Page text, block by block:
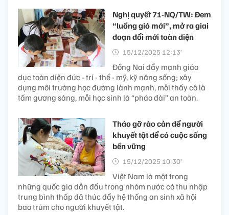
Nghị quyết 71-NQ/TW: Đem
“luồng gió mới”, mở ra giai
đoạn đổi mới toàn diện
15/12/2025 12:13’
Đồng Nai đẩy mạnh giáo
dục toàn diện đức - trí - thể - mỹ, kỹ năng sống; xây
dựng môi trường học đường lành mạnh, mỗi thầy cô là
tấm gương sáng, mỗi học sinh là “pháo đài” an toàn.
Tháo gỡ rào cản để người
khuyết tật để có cuộc sống
bền vững
15/12/2025 10:30’
Việt Nam là một trong
những quốc gia dẫn đầu trong nhóm nước có thu nhập
trung bình thấp đã thúc đẩy hệ thống an sinh xã hội
bao trùm cho người khuyết tật.